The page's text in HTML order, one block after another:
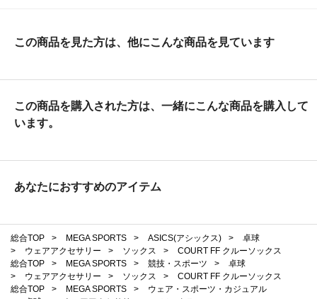
この商品を見た方は、他にこんな商品を見ています
この商品を購入された方は、一緒にこんな商品を購入して
います。
あなたにおすすめのアイテム
総合TOP > MEGA SPORTS > ASICS(アシックス) >
卓球
>
ウェアアクセサリー > ソックス >
COURT FF クルーソックス
総合TOP
> MEGA SPORTS > 競技・スポーツ >
卓球
>
ウェアアクセサリー > ソックス >
COURT FF クルーソックス
総合TOP
> MEGA SPORTS >
ウェア・スポーツ・カジュアル